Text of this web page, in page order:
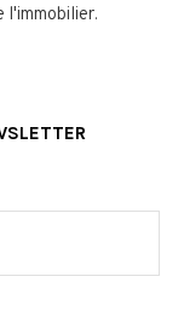
l'immobilier.